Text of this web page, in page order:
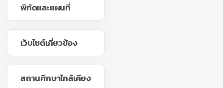
พิกัดและแผนที่
เว็บไซต์เกี่ยวข้อง
สถานศึกษาใกล้เคียง